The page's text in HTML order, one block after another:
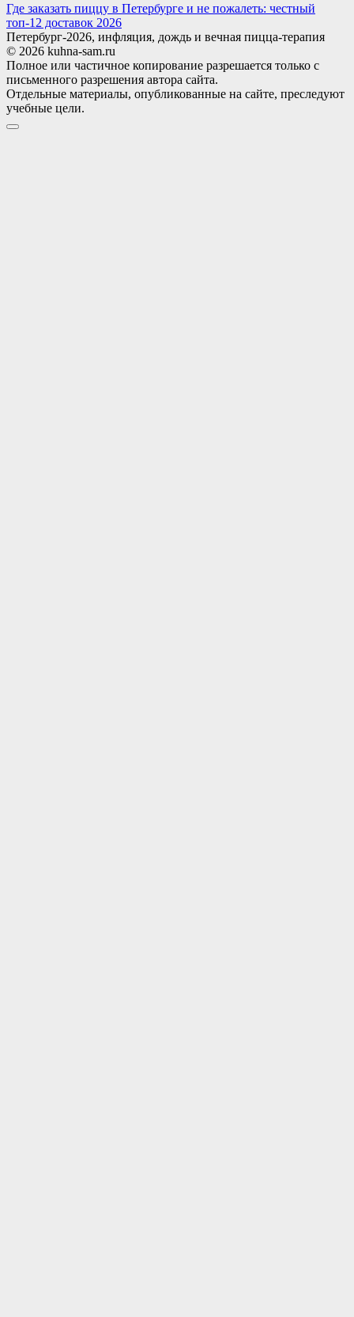
Где заказать пиццу в Петербурге и не пожалеть: честный
топ-12 доставок 2026
Петербург-2026, инфляция, дождь и вечная пицца-терапия
© 2026 kuhna-sam.ru
Полное или частичное копирование разрешается только с
письменного разрешения автора сайта.
Отдельные материалы, опубликованные на сайте, преследуют
учебные цели.